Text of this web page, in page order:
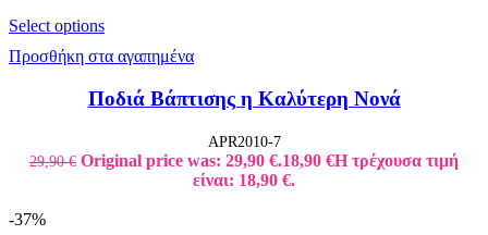
Select options
Προσθήκη στα αγαπημένα
Ποδιά Βάπτισης η Καλύτερη Νονά
APR2010-7
29,90€ Original price was: 29,90 €.18,90 €Η τρέχουσα τιμή
είναι: 18,90 €.
-37%